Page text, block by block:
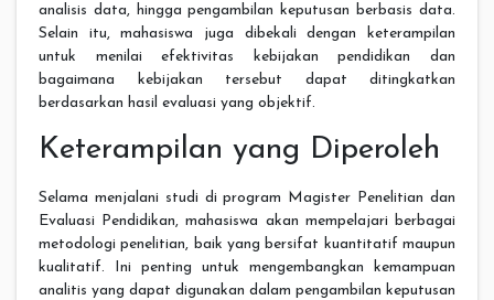
analisis data, hingga pengambilan keputusan berbasis data.
Selain itu, mahasiswa juga dibekali dengan keterampilan
untuk menilai efektivitas kebijakan pendidikan dan
bagaimana kebijakan tersebut dapat ditingkatkan
berdasarkan hasil evaluasi yang objektif.
Keterampilan yang Diperoleh
Selama menjalani studi di program Magister Penelitian dan
Evaluasi Pendidikan, mahasiswa akan mempelajari berbagai
metodologi penelitian, baik yang bersifat kuantitatif maupun
kualitatif. Ini penting untuk mengembangkan kemampuan
analitis yang dapat digunakan dalam pengambilan keputusan